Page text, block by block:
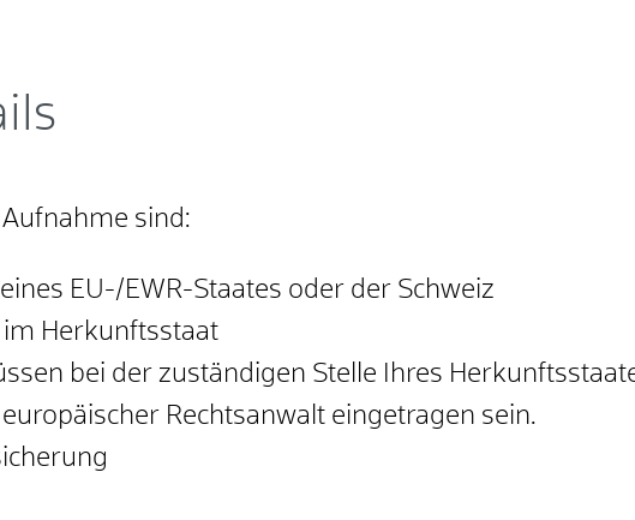
sind:
EU-/EWR-Staates oder der Schweiz
Herkunftsstaat
bei der zuständigen Stelle Ihres
Rechtsanwalt eingetragen sein.